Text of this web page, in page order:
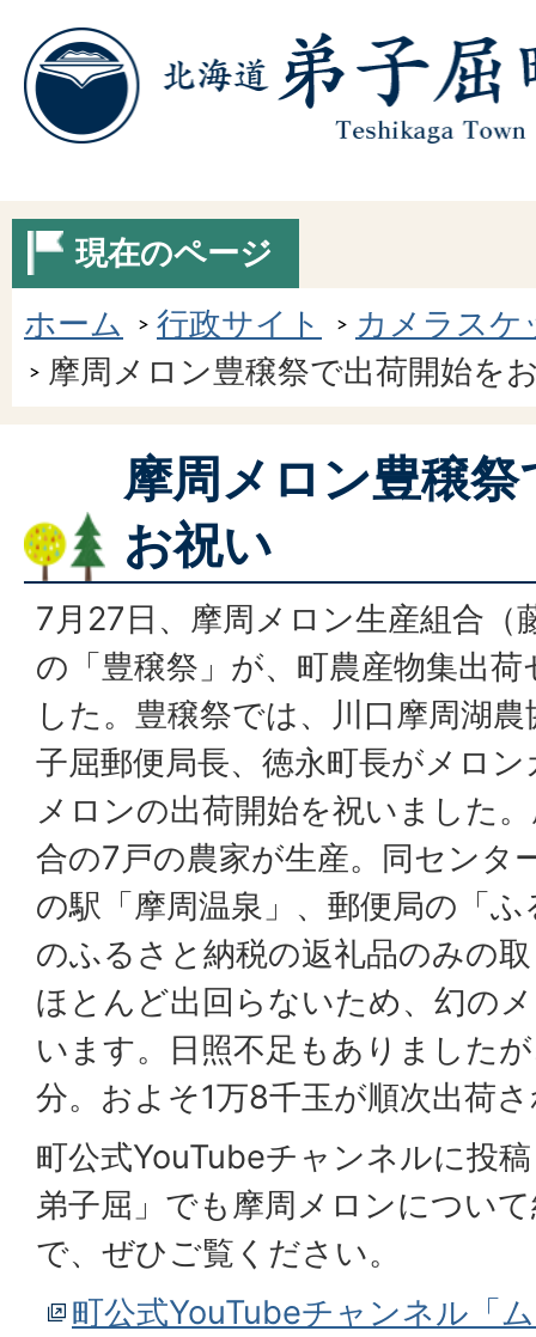
現在のページ
ホーム
行政サイト
カメラスケ
摩周メロン豊穣祭で出荷開始を
摩周メロン豊穣
お祝い
7月27日、摩周メロン生産組合（
の「豊穣祭」が、町農産物集出
した。豊穣祭では、川口摩周湖
子屈郵便局長、徳永町長がメロ
メロンの出荷開始を祝いました
合の7戸の農家が生産。同センタ
の駅「摩周温泉」、郵便局の「
のふるさと納税の返礼品のみの
ほとんど出回らないため、幻の
います。日照不足もありました
分。およそ1万8千玉が順次出荷
町公式YouTubeチャンネルに投
弟子屈」でも摩周メロンについ
で、ぜひご覧ください。
町公式YouTubeチャンネル「